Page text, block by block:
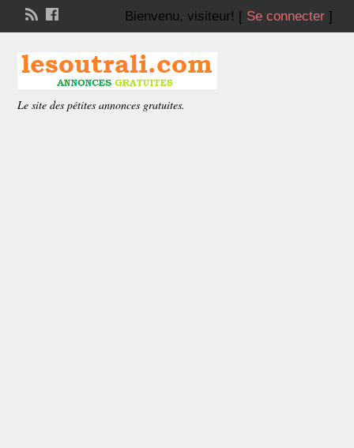
Bienvenu, visiteur! [ Se connecter]
Le site des pétites annonces gratuites.